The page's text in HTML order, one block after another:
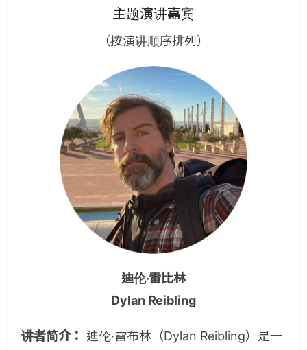
主题演讲嘉宾
（按演讲顺序排列）
迪伦·雷比林
Dylan Reibling
讲者简介：
迪伦·雷布林（Dylan Reibling）是一